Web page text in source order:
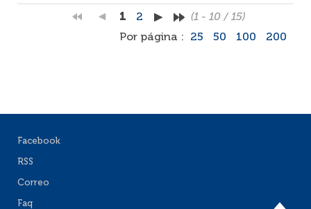
1 2
(1 - 10 / 15)
Por página :
25 50 100 200
Facebook
RSS
Correo
Faq